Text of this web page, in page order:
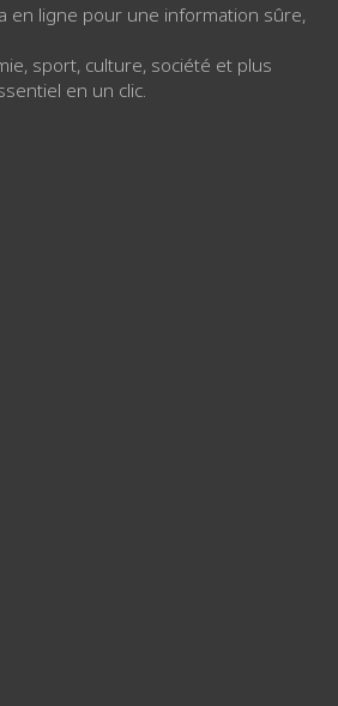
en ligne pour une information sûre,
sport, culture, société et plus
en un clic.